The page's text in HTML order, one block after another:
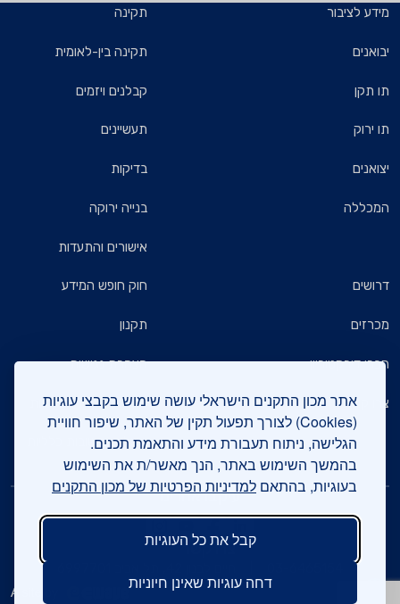
אתר מכון התקנים הישראלי עושה שימוש בקבצי עוגיות
(Cookies) לצורך תפעול תקין של האתר, שיפור חוויית
הגלישה, ניתוח תעבורת מידע והתאמת תכנים.
בהמשך השימוש באתר, הנך מאשר/ת את השימוש
בעוגיות, בהתאם למדיניות הפרטיות של מכון התקנים
קבל את כל העוגיות
דחה עוגיות שאינן חיוניות
מידע לציבור
יבואנים
תו תקן
תו ירוק
יצואנים
המכללה
תקינה
תקינה בין-לאומית
קבלנים ויזמים
תעשיינים
בדיקות
בנייה ירוקה
אישורים והתעדות
דרושים
מכרזים
חברי דירקטוריון
צרו קשר
חוק חופש המידע
תקנון
הצהרת נגישות
מדיניות הגנת הפרטיות
שאלות ותשובות כלליות
עיקבו אחרינו
צרו קשר